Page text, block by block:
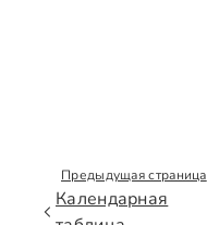
Предыдущая страница
Календарная